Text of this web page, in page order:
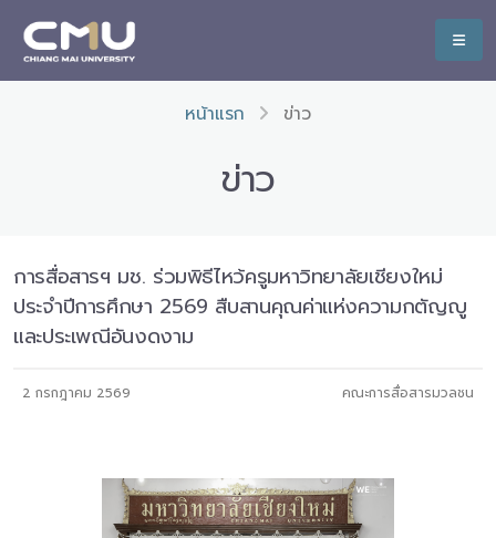
หน้าแรก ข่าว
ข่าว
การสื่อสารฯ มช. ร่วมพิธีไหว้ครูมหาวิทยาลัยเชียงใหม่
ประจำปีการศึกษา 2569 สืบสานคุณค่าแห่งความกตัญญู
และประเพณีอันงดงาม
2 กรกฎาคม 2569 คณะการสื่อสารมวลชน